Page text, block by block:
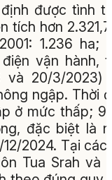
được tình
tích hơn
1.236 ha;
vận hành,
và 20/3/2023)
ngập. Thời
ở mức thấp; 9
đặc biệt là
2024. Tại các
Tua Srah và